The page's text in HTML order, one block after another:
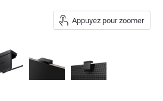
Appuyez pour zoomer